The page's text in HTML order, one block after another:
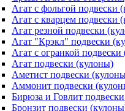
Агат с фольгой подвески
Агат с кварцем подвески
Агат резной подвески
Агат "Крэкл" подвески
Агат с огранкой
Агат подвески (кулоны)
Аметист подвески
Аммонит подвески
Бирюза и Говлит
Бронзит подвески